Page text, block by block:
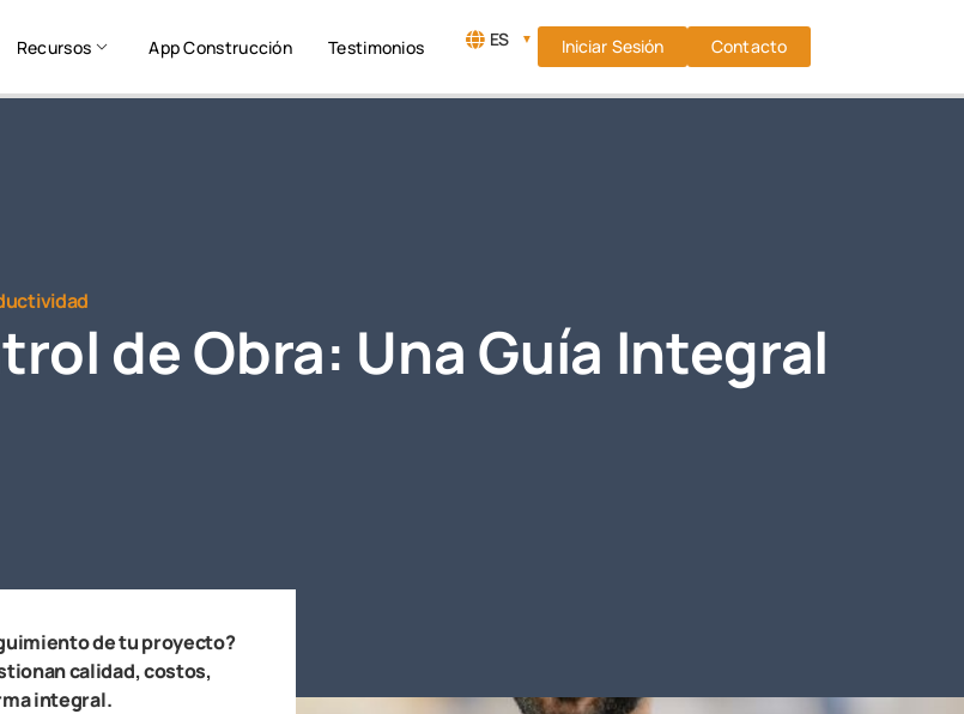
Recursos App Construcción Testimonios ES ▼ Iniciar Sesión Contacto
de Obra: Una Guía Integral
de tu proyecto?
calidad, costos,
integral.